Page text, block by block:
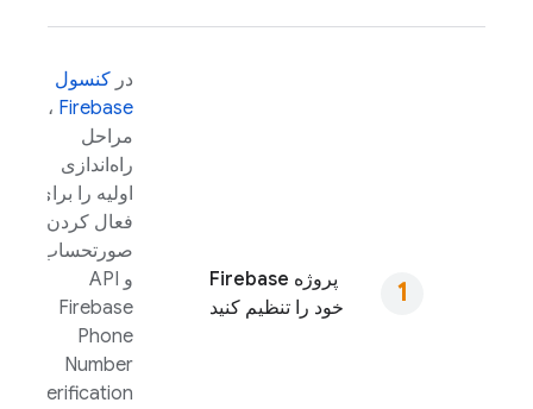
پروژه Firebase
خود را تنظیم کنید
در کنسول
Firebase ،
مراحل
راه‌اندازی
اولیه را برای
فعال کردن
صورتحساب
و API
Firebase
Phone
Number
Verification